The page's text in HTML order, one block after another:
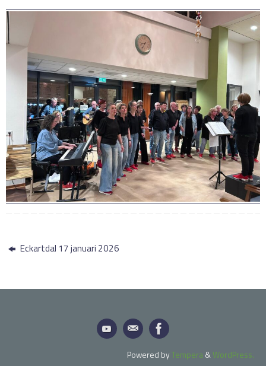
Eckartdal 17 januari 2026
Powered byTempera&WordPress.